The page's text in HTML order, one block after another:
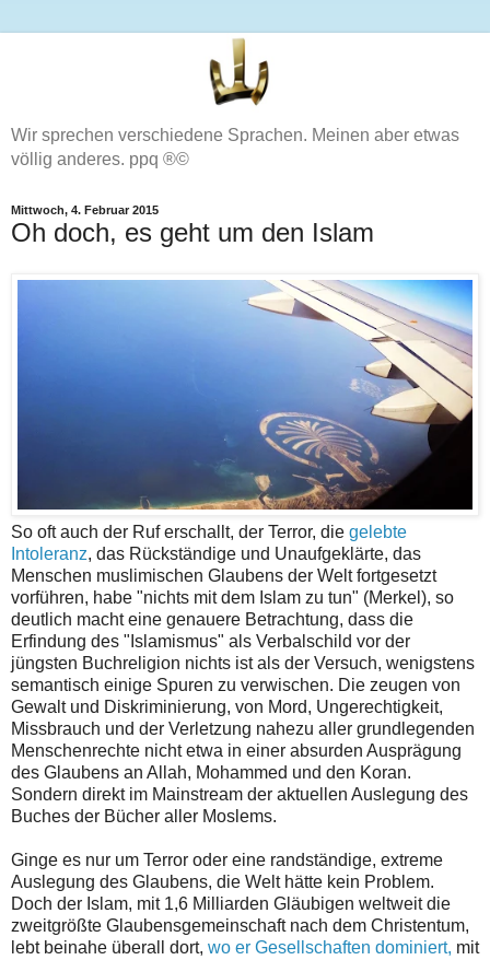
Wir sprechen verschiedene Sprachen. Meinen aber etwas
völlig anderes. ppq ®©
Mittwoch, 4. Februar 2015
Oh doch, es geht um den Islam
So oft auch der Ruf erschallt, der Terror, die gelebte
Intoleranz, das Rückständige und Unaufgeklärte, das
Menschen muslimischen Glaubens der Welt fortgesetzt
vorführen, habe "nichts mit dem Islam zu tun" (Merkel), so
deutlich macht eine genauere Betrachtung, dass die
Erfindung des "Islamismus" als Verbalschild vor der
jüngsten Buchreligion nichts ist als der Versuch, wenigstens
semantisch einige Spuren zu verwischen. Die zeugen von
Gewalt und Diskriminierung, von Mord, Ungerechtigkeit,
Missbrauch und der Verletzung nahezu aller grundlegenden
Menschenrechte nicht etwa in einer absurden Ausprägung
des Glaubens an Allah, Mohammed und den Koran.
Sondern direkt im Mainstream der aktuellen Auslegung des
Buches der Bücher aller Moslems.
Ginge es nur um Terror oder eine randständige, extreme
Auslegung des Glaubens, die Welt hätte kein Problem.
Doch der Islam, mit 1,6 Milliarden Gläubigen weltweit die
zweitgrößte Glaubensgemeinschaft nach dem Christentum,
lebt beinahe überall dort, wo er Gesellschaften dominiert, mit